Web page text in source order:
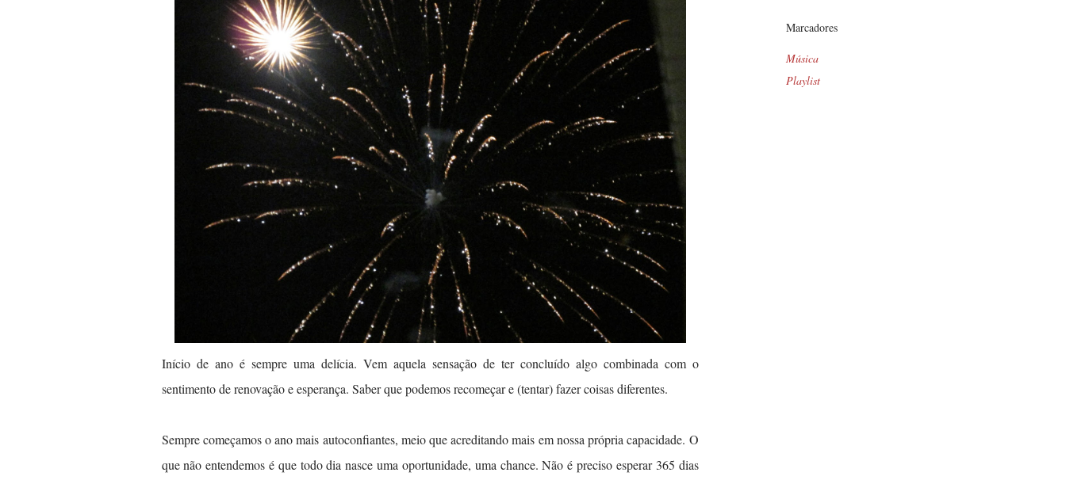
Início de ano é sempre uma delícia. Vem aquela sensação de ter concluído algo combinada com o
sentimento de renovação e esperança. Saber que podemos recomeçar e (tentar) fazer coisas diferentes.
Sempre começamos o ano mais autoconfiantes, meio que acreditando mais em nossa própria capacidade. O
que não entendemos é que todo dia nasce uma oportunidade, uma chance. Não é preciso esperar 365 dias
Marcadores
Música
Playlist